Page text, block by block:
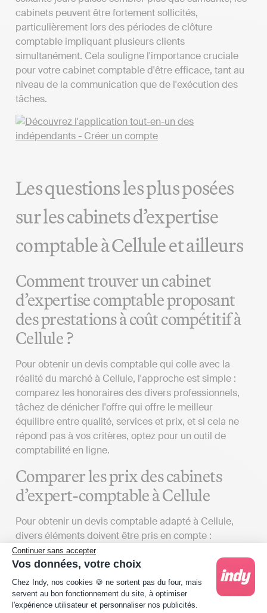
Continuer sans accepter
Vos données, votre choix
Plateforme de Gestion du Consentement :
Chez Indy, nos cookies 🍪 ne sortent pas du four, mais
servent au bon fonctionnement du site, à optimiser
l'expérience utilisateur et personnaliser nos publicités.
cabinets peuvent être fortement sollicités,
particulièrement lors des périodes de clôture
comptable impliquant plusieurs clients
simultanément. Cela souligne l'importance cruciale
pour votre cabinet comptable d'être efficace, tant au
niveau de la communication que de l'exécution des
tâches.
Les questions les plus posées
sur les cabinets d’expertise
comptable à Cellule et ailleurs
Comment trouver un cabinet
d’expertise comptable proposant
des prestations à coût compétitif à
Cellule ?
Pour obtenir un devis comptable qui colle avec la
réalité du marché à Cellule, l'approche est simple :
comparez les honoraires des divers professionnels,
tâchez de dénicher l'offre qui offre le meilleur
équilibre entre qualité, services et prix, et si cela ne
répond pas à vos critères, optez pour un outil de
comptabilité en ligne.
Comparer les prix des cabinets
d’expert-comptable à Cellule
Pour obtenir un devis comptable adapté à Cellule,
divers éléments doivent être pris en compte :
Déterminer vos besoins
: Le tarif des services
proposés par un cabinet d'expertise comptable
peut varier considérablement en fonction du
détail de la lettre de mission que vous établirez